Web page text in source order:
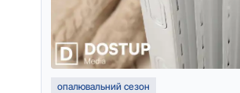
опалювальний сезон